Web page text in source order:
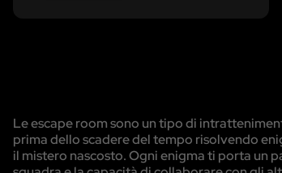
Le escape room sono un tipo di
prima dello scadere del tempo risolvendo
il mistero nascosto. Ogni enigma ti porta un